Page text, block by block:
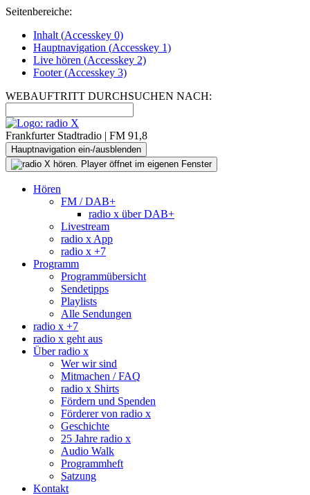
Seitenbereiche:
Inhalt (Accesskey 0)
Hauptnavigation (Accesskey 1)
Live hören (Accesskey 2)
Footer(Accesskey 3)
WEBAUFTRITT DURCHSUCHEN NACH:
Frankfurter Stadtradio | FM 91,8
Hauptnavigation ein-/ausblenden
Hören
FM / DAB+
radio x über DAB+
Livestream
radio x App
radio x +7
Programm
Programmübersicht
Sendetipps
Playlists
Alle Sendungen
radio x +7
radio x geht aus
Über radio x
Wer wir sind
Mitmachen / FAQ
radio x Shirts
Fördern und Spenden
Förderer von radio x
Geschichte
25 Jahre radio x
Audio Walk
Programmheft
Satzung
Kontakt